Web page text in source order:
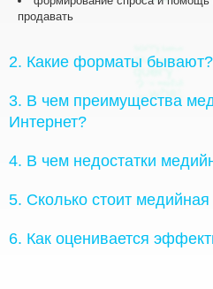
продавать
2. Какие форматы бывают?
3. В чем преимущества
Интернет?
4. В чем недостатки
5. Сколько стоит
6. Как оценивается